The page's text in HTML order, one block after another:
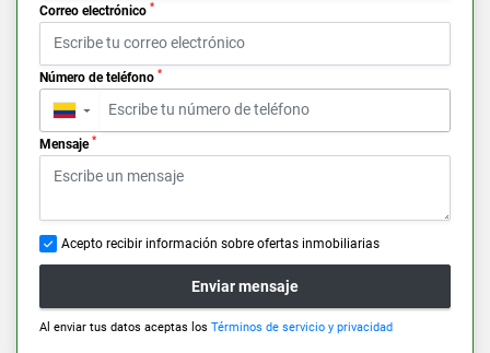
Correo electrónico *
Número de teléfono *
▼
Mensaje *
Acepto recibir información sobre ofertas inmobiliarias
Enviar mensaje
Al enviar tus datos aceptas los Términos de servicio y privacidad